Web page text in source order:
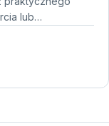
lub…